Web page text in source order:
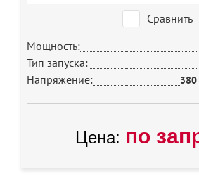
Сравнить
Мощность:
Тип запуска:
Напряжение: 380
Цена: по